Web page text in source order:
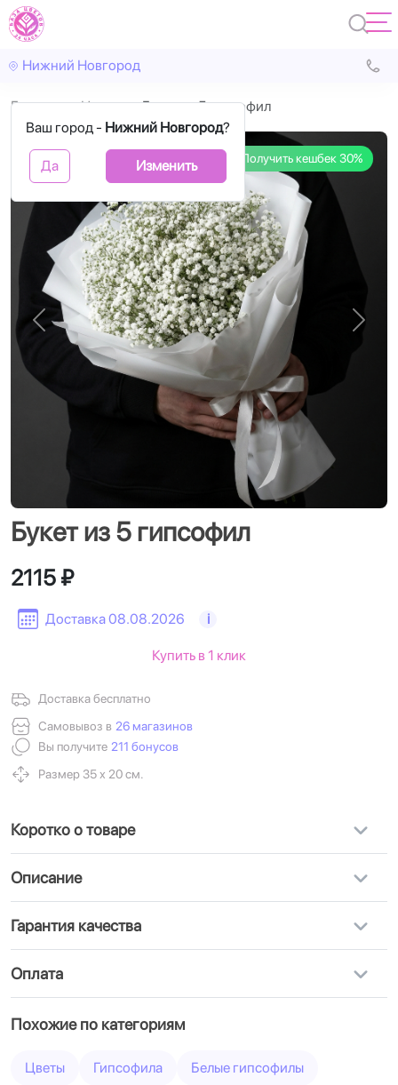
Нижний Новгород
Ваш город - Нижний Новгород?
Да Изменить
Главная Цветы Букет из 5 гипсофил
Получить кешбек 30%
Назад
Букет из 5 гипсофил
Доставка 08.08.2026 i
2115 ₽
Доставка бесплатно
Самовывоз в 26 магазинов
Вы получите 211 бонусов
Размер 35 х 20 см.
Купить в 1 клик
Коротко о товаре
Описание
Гарантия качества
Оплата
Похожие по категориям
Цветы Гипсофила Белые гипсофилы